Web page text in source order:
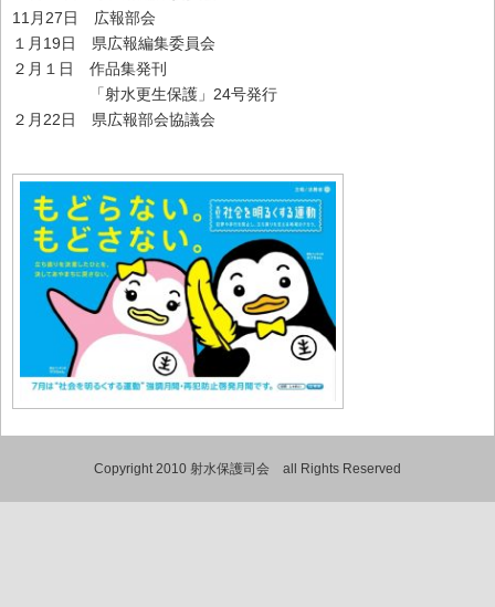
11月27日 広報部会
１月19日 県広報編集委員会
２月１日 作品集発刊
「射水更生保護」24号発行
２月22日 県広報部会協議会
Copyright 2010 射水保護司会 all Rights Reserved